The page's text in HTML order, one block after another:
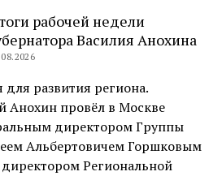
рабочей недели
Василия Анохина
развития региона.
Анохин провёл в Москве
директором Группы
Альбертовичем Горшковым
Региональной